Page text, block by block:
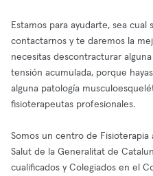
Estamos para ayudarte, sea
contactarnos y te daremos la
necesitas descontracturar
tensión acumulada, porque
alguna patología
fisioterapeutas profesionales.
Somos un centro de
Salut de la Generalitat de
cualificados y Colegiados en el